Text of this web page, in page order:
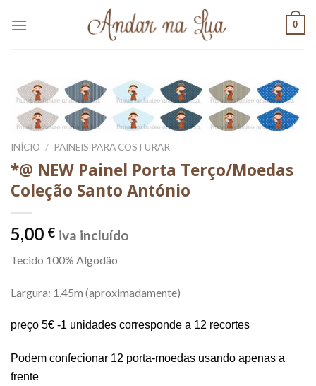
0
INÍCIO / PAINEIS PARA COSTURAR
*@ NEW Painel Porta Terço/Moedas
Coleção Santo António
5,00 € iva incluído
Tecido 100% Algodão
Largura: 1,45m (aproximadamente)
preço 5€ -1 unidades corresponde a 12 recortes
Podem confecionar 12 porta-moedas usando apenas a
frente